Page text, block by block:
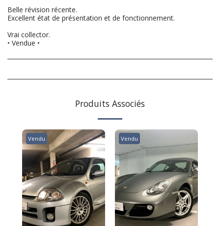
Belle révision récente.
Excellent état de présentation et de fonctionnement.
Vrai collector.
• Vendue •
Produits Associés
Vendu Vendu